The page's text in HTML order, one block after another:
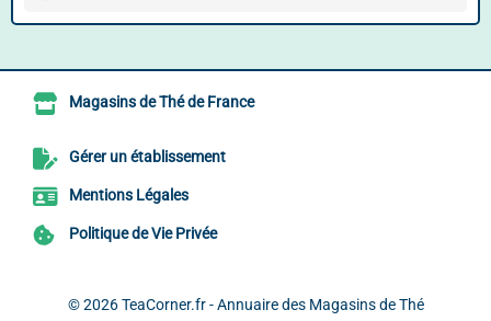
Magasins de Thé de France
Gérer un établissement
Mentions Légales
Politique de Vie Privée
© 2026 TeaCorner.fr - Annuaire des Magasins de Thé